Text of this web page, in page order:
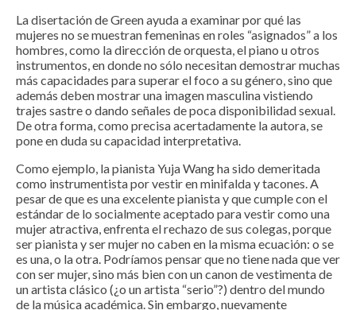
La disertación de Green ayuda a examinar por qué las
mujeres no se muestran femeninas en roles “asignados” a los
hombres, como la dirección de orquesta, el piano u otros
instrumentos, en donde no sólo necesitan demostrar muchas
más capacidades para superar el foco a su género, sino que
además deben mostrar una imagen masculina vistiendo
trajes sastre o dando señales de poca disponibilidad sexual.
De otra forma, como precisa acertadamente la autora, se
pone en duda su capacidad interpretativa.
Como ejemplo, la pianista Yuja Wang ha sido demeritada
como instrumentista por vestir en minifalda y tacones. A
pesar de que es una excelente pianista y que cumple con el
estándar de lo socialmente aceptado para vestir como una
mujer atractiva, enfrenta el rechazo de sus colegas, porque
ser pianista y ser mujer no caben en la misma ecuación: o se
es una, o la otra. Podríamos pensar que no tiene nada que ver
con ser mujer, sino más bien con un canon de vestimenta de
un artista clásico (¿o un artista “serio”?) dentro del mundo
de la música académica. Sin embargo, nuevamente